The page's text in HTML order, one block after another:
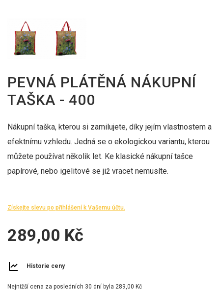
PEVNÁ PLÁTĚNÁ NÁKUPNÍ
TAŠKA - 400
Nákupní taška, kterou si zamilujete, díky jejím vlastnostem a
efektnímu vzhledu. Jedná se o ekologickou variantu, kterou
můžete používat několik let. Ke klasické nákupní tašce
papírové, nebo igelitové se již vracet nemusíte.
Získejte slevu po přihlášení k Vašemu účtu.
289,00 Kč
Historie ceny
Nejnižší cena za posledních 30 dní byla 289,00 Kč